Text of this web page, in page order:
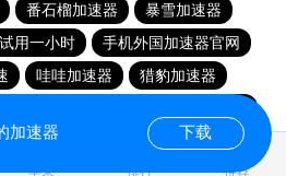
番石榴加速器
暴雪加速器
用一小时
手机外国加速器官网
哇哇加速器
猎豹加速器
苹果 排行 推荐
加速器 下载
0.035496s